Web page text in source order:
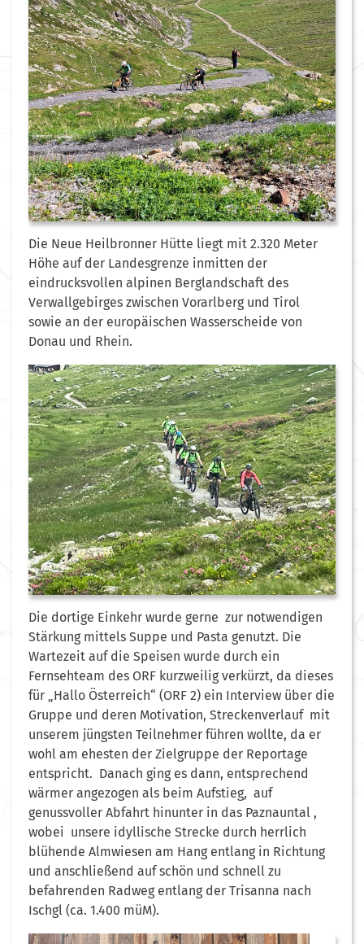
Die Neue Heilbronner Hütte liegt mit 2.320 Meter
Höhe auf der Landesgrenze inmitten der
eindrucksvollen alpinen Berglandschaft des
Verwallgebirges zwischen Vorarlberg und Tirol
sowie an der europäischen Wasserscheide von
Donau und Rhein.
Die dortige Einkehr wurde gerne zur notwendigen
Stärkung mittels Suppe und Pasta genutzt. Die
Wartezeit auf die Speisen wurde durch ein
Fernsehteam des ORF kurzweilig verkürzt, da dieses
für „Hallo Österreich“ (ORF 2) ein Interview über die
Gruppe und deren Motivation, Streckenverlauf mit
unserem jüngsten Teilnehmer führen wollte, da er
wohl am ehesten der Zielgruppe der Reportage
entspricht. Danach ging es dann, entsprechend
wärmer angezogen als beim Aufstieg, auf
genussvoller Abfahrt hinunter in das Paznauntal ,
wobei unsere idyllische Strecke durch herrlich
blühende Almwiesen am Hang entlang in Richtung
und anschließend auf schön und schnell zu
befahrenden Radweg entlang der Trisanna nach
Ischgl (ca. 1.400 müM).